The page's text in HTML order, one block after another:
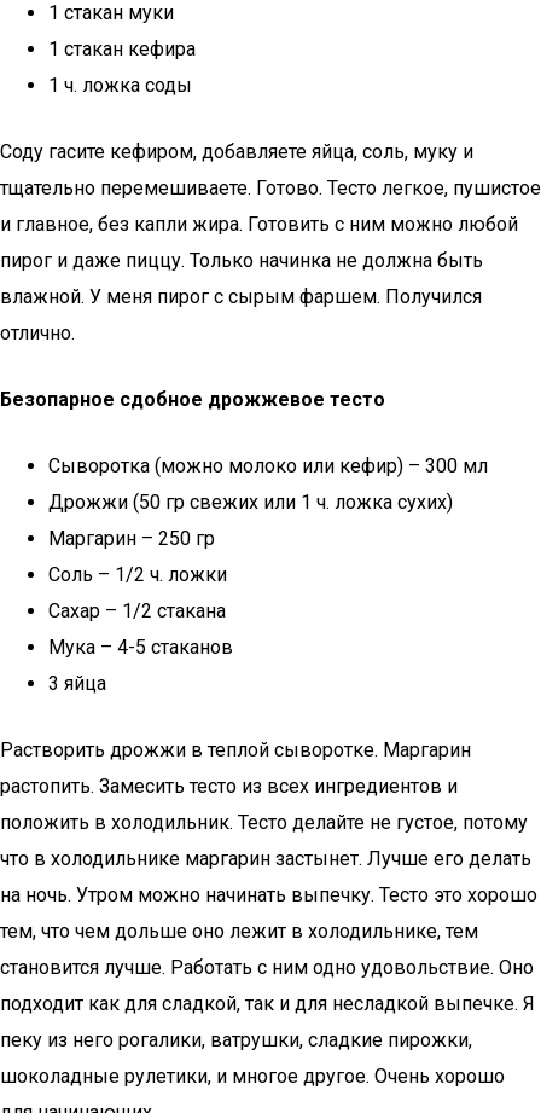
1 стакан муки
1 стакан кефира
1 ч. ложка соды
Соду гасите кефиром, добавляете яйца, соль, муку и
тщательно перемешиваете. Готово. Тесто легкое, пушистое
и главное, без капли жира. Готовить с ним можно любой
пирог и даже пиццу. Только начинка не должна быть
влажной. У меня пирог с сырым фаршем. Получился
отлично.
Безопарное сдобное дрожжевое тесто
Сыворотка (можно молоко или кефир) – 300 мл
Дрожжи (50 гр свежих или 1 ч. ложка сухих)
Маргарин – 250 гр
Соль – 1/2 ч. ложки
Сахар – 1/2 стакана
Мука – 4-5 стаканов
3 яйца
Растворить дрожжи в теплой сыворотке. Маргарин
растопить. Замесить тесто из всех ингредиентов и
положить в холодильник. Тесто делайте не густое, потому
что в холодильнике маргарин застынет. Лучше его делать
на ночь. Утром можно начинать выпечку. Тесто это хорошо
тем, что чем дольше оно лежит в холодильнике, тем
становится лучше. Работать с ним одно удовольствие. Оно
подходит как для сладкой, так и для несладкой выпечке. Я
пеку из него рогалики, ватрушки, сладкие пирожки,
шоколадные рулетики, и многое другое. Очень хорошо